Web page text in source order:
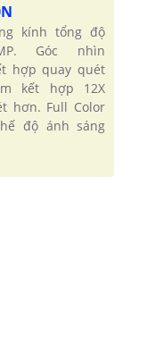
kính tổng độ
Góc nhìn
hợp quay quét
kết hợp 12X
hơn. Full Color
độ ánh sáng